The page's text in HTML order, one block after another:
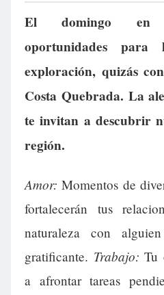
El domingo en
oportunidades
exploración, quizás
Costa Quebrada. La
te invitan a descubrir
región.
Amor: Momentos de
fortalecerán tus
naturaleza con
gratificante. Trabajo: Tu
a afrontar tareas